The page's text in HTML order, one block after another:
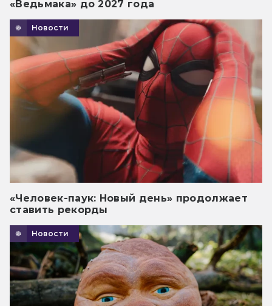
«Ведьмака» до 2027 года
Новости
«Человек-паук: Новый день» продолжает
ставить рекорды
Новости